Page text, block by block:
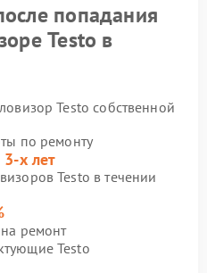
попадания
Testo в
Testo собственной
по ремонту
х лет
Testo в течении
ремонт
Testo